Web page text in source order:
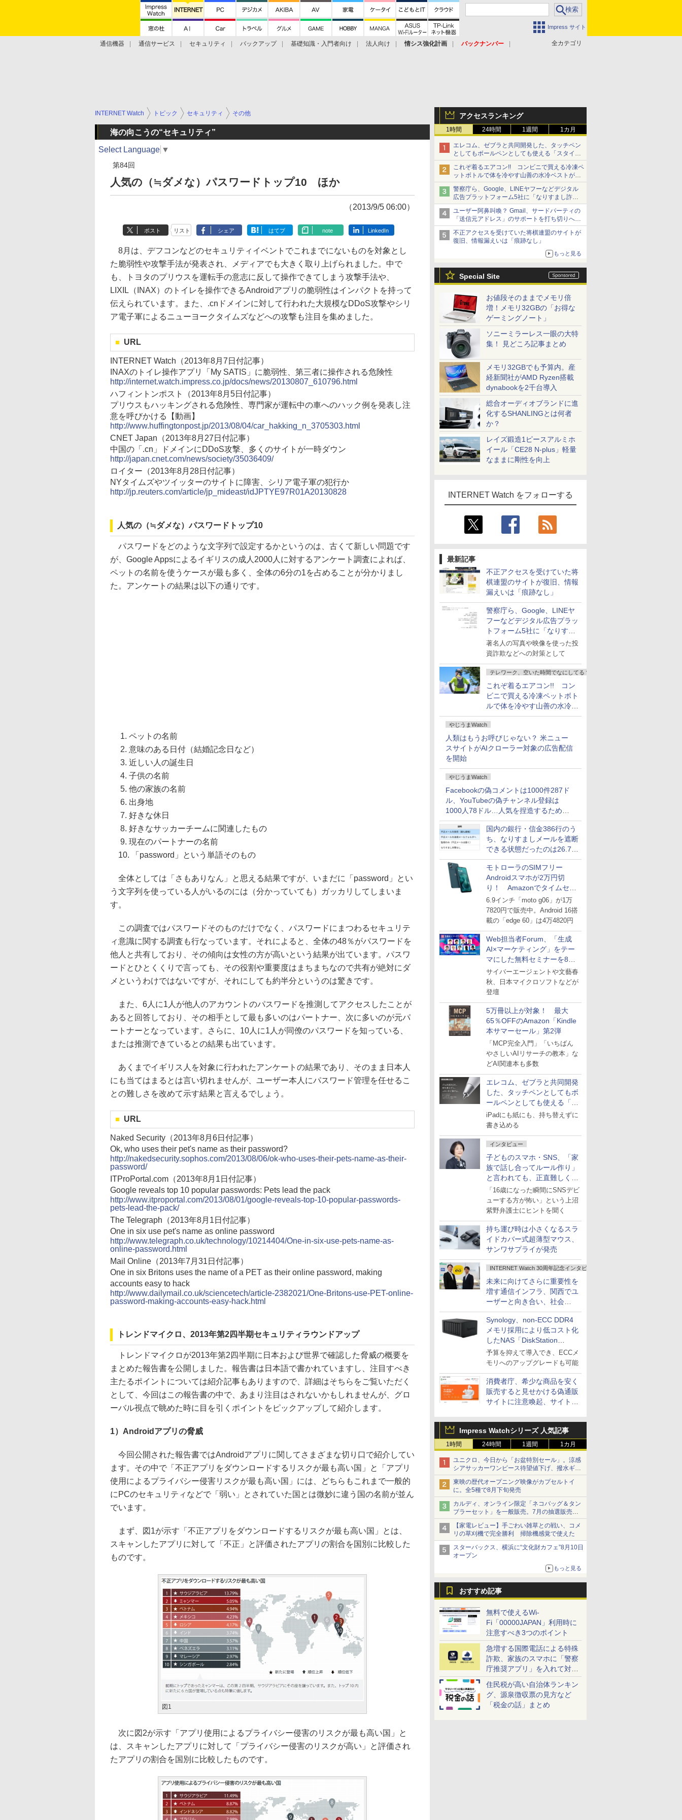
Impress サイト
全カテゴリ
通信機器 通信サービス セキュリティ バックアップ 基礎知識・入門者向け 法人向け 情シス強化計画
バックナンバー
アクセスランキング
1時間 24時間 1週間 1カ月
エレコム、ゼブラと共同開発した、タッチペン
としてもボールペンとしても使える「スタイラ
スツーウェイ」発売 iPadにも紙にも、持ち替
えずに書き込める
これぞ着るエアコン!! コンビニで買える冷凍ペ
ットボトルで体を冷やす山善の水冷ベストがロ
ードバイクにちょうどいい【ぼっち・ざ・ろー
ど！その14】【空いた時間でなにしてる？】
警察庁ら、Google、LINEヤフーなどデジタル
広告プラットフォーム5社に「なりすまし詐欺
広告」対策強化を要請 著名人の写真や映像を
使った投資詐欺などへの対策として
ユーザー阿鼻叫喚？ Gmail、サードパーティの
「送信元アドレス」のサポートを打ち切りへ
【やじうまWatch】
不正アクセスを受けていた将棋連盟のサイトが
復旧、情報漏えいは「痕跡なし」
もっと見る
Special Site
お値段そのままでメモリ倍
増！メモリ32GBの「お得な
ゲーミングノート」
ソニーミラーレス一眼の大特
集！ 見どころ記事まとめ
メモリ32GBでも予算内。産
経新聞社がAMD Ryzen搭載
dynabookを2千台導入
総合オーディオブランドに進
化するSHANLINGとは何者
か？
レイズ鍛造1ピースアルミホ
イール「CE28 N-plus」軽量
なままに剛性を向上
INTERNET Watch をフォローする
最新記事
不正アクセスを受けていた将
棋連盟のサイトが復旧、情報
漏えいは「痕跡なし」
警察庁ら、Google、LINEヤ
フーなどデジタル広告プラッ
トフォーム5社に「なりすま
し詐欺広告」対策強化を要請
著名人の写真や映像を使った投
資詐欺などへの対策として
テレワーク、空いた時間でなにしてる？
これぞ着るエアコン!! コン
ビニで買える冷凍ペットボト
ルで体を冷やす山善の水冷ベ
ストがロードバイクにちょう
どいい【ぼっち・ざ・ろー
ど！その14】
やじうまWatch
人類はもうお呼びじゃない？ 米ニュー
スサイトがAIクローラー対象の広告配信
を開始
やじうまWatch
Facebookの偽コメントは1000件287ド
ル、YouTubeの偽チャンネル登録は
1000人78ドル…人気を捏造するための
価格リストが公開中
国内の銀行・信金386行のう
ち、なりすましメールを遮断
できる状態だったのは26.7％
にとどまる～GMOブランド
セキュリティ調査
モトローラのSIMフリー
Androidスマホが2万円切
り！ Amazonでタイムセー
ル
6.9インチ「moto g06」が1万
7820円で販売中。Android 16搭
載の「edge 60」は4万4820円
Web担当者Forum、「生成
AI×マーケティング」をテー
マにした無料セミナーを8月
27日にオンライン開催
サイバーエージェントや文藝春
秋、日本マイクロソフトなどが
登壇
5万冊以上が対象！ 最大
65％OFFのAmazon「Kindle
本サマーセール」第2弾
「MCP完全入門」「いちばん
やさしいAIリサーチの教本」な
どAI関連本も多数
エレコム、ゼブラと共同開発
した、タッチペンとしてもボ
ールペンとしても使える「ス
タイラスツーウェイ」発売
iPadにも紙にも、持ち替えずに
書き込める
インタビュー
子どものスマホ・SNS、「家
族で話し合ってルール作り」
と言われても、正直難しくな
いですか？
「16歳になった瞬間にSNSデビ
ューする方が怖い」という上沼
紫野弁護士にヒントを聞く
持ち運び時は小さくなるスラ
イドカバー式超薄型マウス、
サンワサプライが発売
INTERNET Watch 30周年記念インタビュー
未来に向けてさらに重要性を
増す通信インフラ、関西でユ
ーザーと向き合い、社会
の“あたらしい”を起動し続け
る～オプテージ
Synology、non-ECC DDR4
メモリ採用により低コスト化
したNAS「DiskStation
neo+」シリーズ
予算を抑えて導入でき、ECCメ
モリへのアップグレードも可能
消費者庁、希少な商品を安く
販売すると見せかける偽通販
サイトに注意喚起、サイト名
Impress Watchシリーズ 人気記事
1時間 24時間 1週間 1カ月
ユニクロ、今日から「お盆特別セール」。涼感
シアサッカーワンピース待望値下げ、撥水ギア
ショーツは1990円に
東映の歴代オープニング映像がカプセルトイ
に。全5種で8月下旬発売
カルディ、オンライン限定「ネコバッグ＆タン
ブラーセット」を一般販売。7月の抽選販売の
当選無効分
【家電レビュー】手ごわい雑草との戦い、コメ
リの草刈機で完全勝利 掃除機感覚で使えた
スターバックス、横浜に“文化財カフェ”8月10日
オープン
もっと見る
おすすめ記事
無料で使えるWi-
Fi「00000JAPAN」利用時に
注意すべき3つのポイント
急増する国際電話による特殊
詐欺、家族のスマホに「警察
庁推奨アプリ」を入れて対策
しよう！
住民税が高い自治体ランキン
グ、源泉徴収票の見方など
「税金の話」まとめ
INTERNET Watch トピック セキュリティ その他
海の向こうの“セキュリティ”
Select Language ▼
第84回
人気の（≒ダメな）パスワードトップ10 ほか
（2013/9/5 06:00）
ポスト リスト シェア はてブ note LinkedIn
8月は、デフコンなどのセキュリティイベントでこれまでにないものを対象とし
た脆弱性や攻撃手法が発表され、メディアでも大きく取り上げられました。中で
も、トヨタのプリウスを運転手の意志に反して操作できてしまう攻撃手法や、
LIXIL（INAX）のトイレを操作できるAndroidアプリの脆弱性はインパクトを持って
伝えられています。また、.cnドメインに対して行われた大規模なDDoS攻撃やシリ
ア電子軍によるニューヨークタイムズなどへの攻撃も注目を集めました。
URL
INTERNET Watch（2013年8月7日付記事）
INAXのトイレ操作アプリ「My SATIS」に脆弱性、第三者に操作される危険性
http://internet.watch.impress.co.jp/docs/news/20130807_610796.html
ハフィントンポスト（2013年8月5日付記事）
プリウスもハッキングされる危険性、専門家が運転中の車へのハック例を発表し注
意を呼びかける【動画】
http://www.huffingtonpost.jp/2013/08/04/car_hakking_n_3705303.html
CNET Japan（2013年8月27日付記事）
中国の「.cn」ドメインにDDoS攻撃、多くのサイトが一時ダウン
http://japan.cnet.com/news/society/35036409/
ロイター（2013年8月28日付記事）
NYタイムズやツイッターのサイトに障害、シリア電子軍の犯行か
http://jp.reuters.com/article/jp_mideast/idJPTYE97R01A20130828
人気の（≒ダメな）パスワードトップ10
パスワードをどのような文字列で設定するかというのは、古くて新しい問題です
が、Google Appsによるイギリスの成人2000人に対するアンケート調査によれば、
ペットの名前を使うケースが最も多く、全体の6分の1を占めることが分かりまし
た。アンケートの結果は以下の通りです。
1. ペットの名前
2. 意味のある日付（結婚記念日など）
3. 近しい人の誕生日
4. 子供の名前
5. 他の家族の名前
6. 出身地
7. 好きな休日
8. 好きなサッカーチームに関連したもの
9. 現在のパートナーの名前
10. 「password」という単語そのもの
全体としては「さもありなん」と思える結果ですが、いまだに「password」とい
う文字列を使っている人がいるのには（分かっていても）ガッカリしてしまいま
す。
この調査ではパスワードそのものだけでなく、パスワードにまつわるセキュリテ
ィ意識に関する調査も行なっています。それによると、全体の48％がパスワードを
他人と共有しており、その傾向は女性の方が高いという結果が出ています。パスワ
ードとひとくくりで言っても、その役割や重要度はまちまちなので共有が絶対にダ
メというわけではないですが、それにしても約半分というのは驚きです。
また、6人に1人が他人のアカウントのパスワードを推測してアクセスしたことが
あると回答しており、その相手として最も多いのはパートナー、次に多いのが元パ
ートナーとなっています。さらに、10人に1人が同僚のパスワードを知っている、
または推測できているとの結果も出ています。
あくまでイギリス人を対象に行われたアンケートの結果であり、そのまま日本人
にも当てはまるとは言い切れませんが、ユーザー本人にパスワード管理を任せるこ
との難しさを改めて示す結果と言えるでしょう。
URL
Naked Security（2013年8月6日付記事）
Ok, who uses their pet's name as their password?
http://nakedsecurity.sophos.com/2013/08/06/ok-who-uses-their-pets-name-as-their-
password/
ITProPortal.com（2013年8月1日付記事）
Google reveals top 10 popular passwords: Pets lead the pack
http://www.itproportal.com/2013/08/01/google-reveals-top-10-popular-passwords-
pets-lead-the-pack/
The Telegraph（2013年8月1日付記事）
One in six use pet's name as online password
http://www.telegraph.co.uk/technology/10214404/One-in-six-use-pets-name-as-
online-password.html
Mail Online（2013年7月31日付記事）
One in six Britons uses the name of a PET as their online password, making
accounts easy to hack
http://www.dailymail.co.uk/sciencetech/article-2382021/One-Britons-use-PET-online-
password-making-accounts-easy-hack.html
トレンドマイクロ、2013年第2四半期セキュリティラウンドアップ
トレンドマイクロが2013年第2四半期に日本および世界で確認した脅威の概要を
まとめた報告書を公開しました。報告書は日本語で書かれていますし、注目すべき
主たるポイントについては紹介記事もありますので、詳細はそちらをご覧いただく
として、今回はこの報告書の中で、あまり注目はされないかもしれませんが、グロ
ーバル視点で眺めた時に目を引くポイントをピックアップして紹介します。
1）Androidアプリの脅威
今回公開された報告書ではAndroidアプリに関してさまざまな切り口で紹介してい
ます。その中で「不正アプリをダウンロードするリスクが最も高い国」と「アプリ
使用によるプライバシー侵害リスクが最も高い国」には、どちらもこれまで一般的
にPCのセキュリティなどで「弱い」とされていた国とは微妙に違う国の名前が並ん
でいます。
まず、図1が示す「不正アプリをダウンロードするリスクが最も高い国」とは、
スキャンしたアプリに対して「不正」と評価されたアプリの割合を国別に比較した
ものです。
図1
次に図2が示す「アプリ使用によるプライバシー侵害のリスクが最も高い国」と
は、スキャンしたアプリに対して「プライバシー侵害のリスクが高い」と評価され
たアプリの割合を国別に比較したものです。